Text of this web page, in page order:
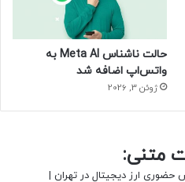
حالت ناشناس Meta AI به
واتس‌اپ اضافه شد
ژوئن 3, 2026
متنی:
حضوری ارز دیجیتال در تهران |